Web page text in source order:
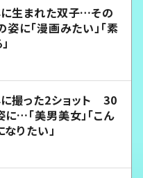
生まれた双子…その
に「漫画みたい」「素
撮った2ショット 30
…「美男美女」「こん
りたい」